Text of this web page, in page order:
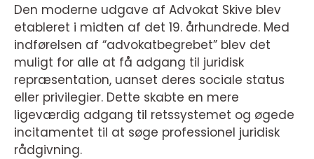
Den moderne udgave af Advokat Skive blev
etableret i midten af det 19. århundrede. Med
indførelsen af “advokatbegrebet” blev det
muligt for alle at få adgang til juridisk
repræsentation, uanset deres sociale status
eller privilegier. Dette skabte en mere
ligeværdig adgang til retssystemet og øgede
incitamentet til at søge professionel juridisk
rådgivning.